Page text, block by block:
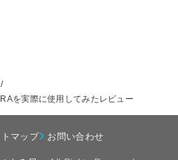
を実際に使用してみたレビュー
マップ お問い合わせ